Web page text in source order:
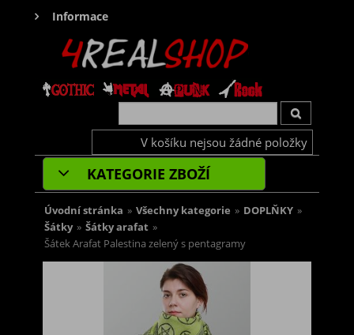
Informace
V košíku nejsou žádné položky
KATEGORIE ZBOŽÍ
Úvodní stránka » Všechny kategorie » DOPLŇKY »
Šátky » Šátky arafat »
Šátek Arafat Palestina zelený s pentagramy